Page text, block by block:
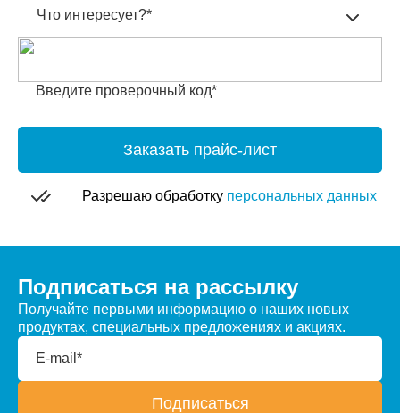
Что интересует?*
Введите проверочный код*
Заказать прайс-лист
Разрешаю обработку персональных данных
Подписаться на рассылку
Получайте первыми информацию о наших новых
продуктах, специальных предложениях и акциях.
E-mail*
Подписаться